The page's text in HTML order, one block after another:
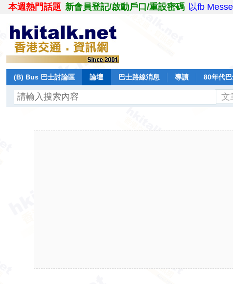
本週熱門話題 新會員登記/啟動戶口/重設密碼 以fb
(B) Bus 巴士討論區 論壇 巴士路線消息 導讀 80年代
文